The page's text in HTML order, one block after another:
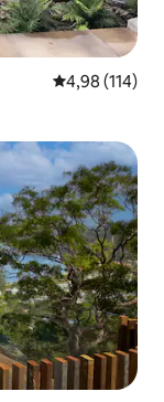
4,98 av 5 i
4,98 (114)